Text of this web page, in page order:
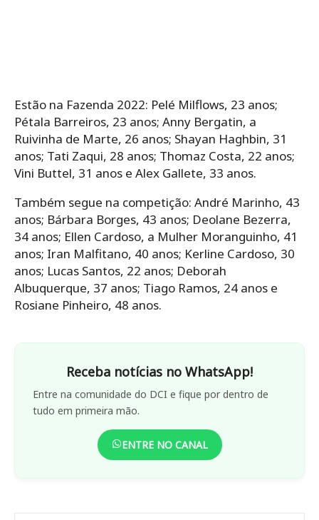
Estão na Fazenda 2022: Pelé Milflows, 23 anos;
Pétala Barreiros, 23 anos; Anny Bergatin, a
Ruivinha de Marte, 26 anos; Shayan Haghbin, 31
anos; Tati Zaqui, 28 anos; Thomaz Costa, 22 anos;
Vini Buttel, 31 anos e Alex Gallete, 33 anos.
Também segue na competição: André Marinho, 43
anos; Bárbara Borges, 43 anos; Deolane Bezerra,
34 anos; Ellen Cardoso, a Mulher Moranguinho, 41
anos; Iran Malfitano, 40 anos; Kerline Cardoso, 30
anos; Lucas Santos, 22 anos; Deborah
Albuquerque, 37 anos; Tiago Ramos, 24 anos e
Rosiane Pinheiro, 48 anos.
Receba notícias no WhatsApp!
Entre na comunidade do DCI e fique por dentro de
tudo em primeira mão.
ENTRE NO CANAL